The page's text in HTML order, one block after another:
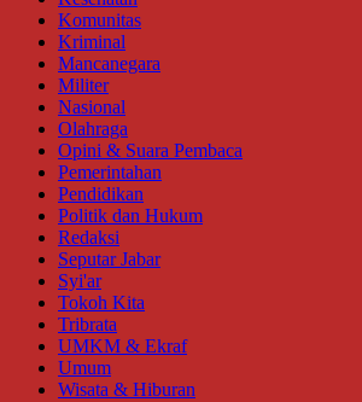
Komunitas
Kriminal
Mancanegara
Militer
Nasional
Olahraga
Opini & Suara Pembaca
Pemerintahan
Pendidikan
Politik dan Hukum
Redaksi
Seputar Jabar
Syi'ar
Tokoh Kita
Tribrata
UMKM & Ekraf
Umum
Wisata & Hiburan